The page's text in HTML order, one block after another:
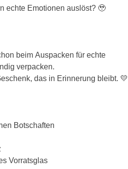
echte Emotionen auslöst? 🥹
beim Auspacken für echte
verpacken.
das in Erinnerung bleibt. 💛
Botschaften
Vorratsglas